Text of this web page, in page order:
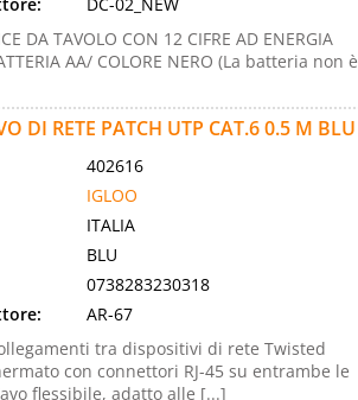
DA TAVOLO CON 12 CIFRE AD ENERGIA
AA/ COLORE NERO (La batteria non è
DI RETE PATCH UTP CAT.6 0.5 M BLU
402616
IGLOO
ITALIA
BLU
0738283230318
AR-67
tra dispositivi di rete Twisted
con connettori RJ-45 su entrambe le
flessibile, adatto alle [...]